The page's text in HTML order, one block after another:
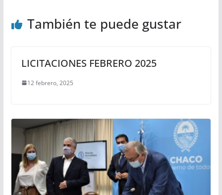
También te puede gustar
LICITACIONES FEBRERO 2025
12 febrero, 2025